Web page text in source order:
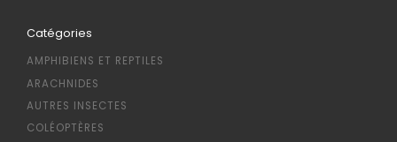
Catégories
AMPHIBIENS ET REPTILES
ARACHNIDES
AUTRES INSECTES
COLÉOPTÈRES